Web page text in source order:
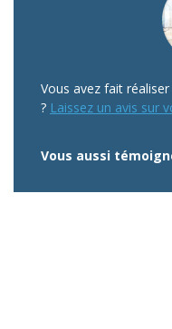
Vous avez fait
? Laissez un avis sur
Vous aussi